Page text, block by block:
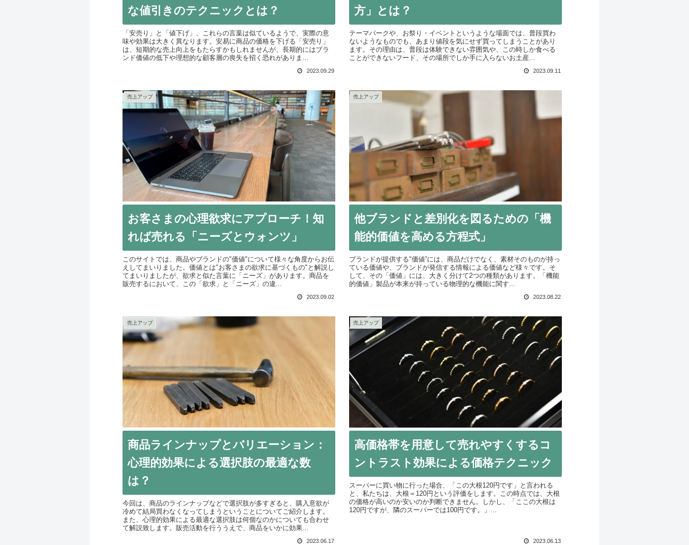
な値引きのテクニックとは？
「安売り」と「値下げ」、これらの言葉は似ているようで、実際の意
味や効果は大きく異なります。安易に商品の価格を下げる「安売り」
は、短期的な売上向上をもたらすかもしれませんが、長期的にはブラ
ンド価値の低下や理想的な顧客層の喪失を招く恐れがありま...
2023.09.29
方」とは？
テーマパークや、お祭り・イベントというような場面では、普段買わ
ないようなものでも、あまり値段を気にせず買ってしまうことがあり
ます。その理由は、普段は体験できない雰囲気や、この時しか食べる
ことができないフード、その場所でしか手に入らないお土産...
2023.09.11
売上アップ
お客さまの心理欲求にアプローチ！知
れば売れる「ニーズとウォンツ」
このサイトでは、商品やブランドの"価値"について様々な角度からお伝
えしてまいりました。価値とは"お客さまの欲求に基づくもの"と解説し
てまいりましたが、欲求と似た言葉に「ニーズ」があります。商品を
販売するにおいて、この「欲求」と「ニーズ」の違...
2023.09.02
売上アップ
他ブランドと差別化を図るための「機
能的価値を高める方程式」
ブランドが提供する"価値”には、商品だけでなく、素材そのものが持っ
ている価値や、ブランドが発信する情報による価値など様々です。そ
して、その「価値」には、大きく分けて2つの種類があります。「機能
的価値」製品が本来が持っている物理的な機能に関す...
2023.08.22
売上アップ
商品ラインナップとバリエーション：
心理的効果による選択肢の最適な数
は？
今回は、商品のラインナップなどで選択肢が多すぎると、購入意欲が
冷めて結局買わなくなってしまうということについてご紹介します。
また、心理的効果による最適な選択肢は何個なのかについても合わせ
て解説致します。販売活動を行ううえで、商品をいかに効果...
2023.06.17
売上アップ
高価格帯を用意して売れやすくするコ
ントラスト効果による価格テクニック
スーパーに買い物に行った場合、「この大根120円です」と言われる
と、私たちは、大根＝120円という評価をします。この時点では、大根
の価格が高いのか安いのか判断できません。しかし、「ここの大根は
120円ですが、隣のスーパーでは100円です。」...
2023.06.13